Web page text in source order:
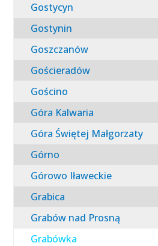
Gostycyn
Gostynin
Goszczanów
Gościeradów
Gościno
Góra Kalwaria
Góra Świętej Małgorzaty
Górno
Górowo Iławeckie
Grabica
Grabów nad Prosną
Grabówka